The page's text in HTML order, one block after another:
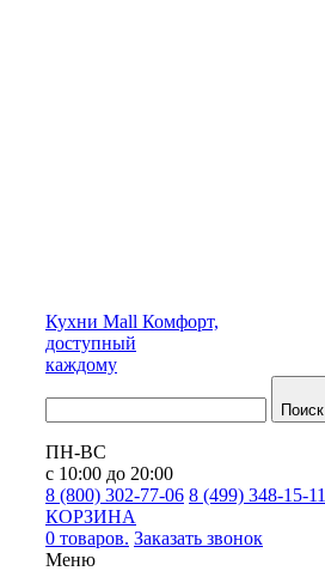
Кухни Mall Комфорт,
доступный
каждому
Поиск
ПН-ВС
с 10:00 до 20:00
8 (800) 302-77-06 8 (499) 348-15-11
КОРЗИНА
0 товаров. Заказать звонок
Меню